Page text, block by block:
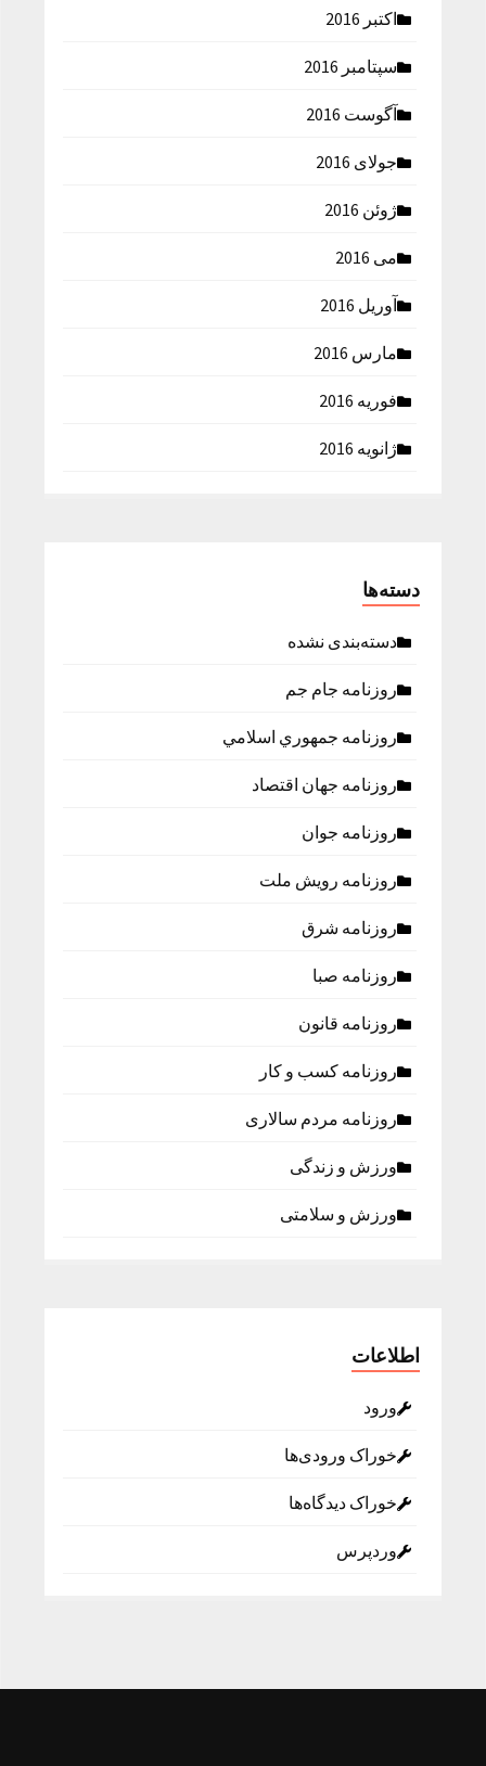
اکتبر 2016
سپتامبر 2016
آگوست 2016
جولای 2016
ژوئن 2016
می 2016
آوریل 2016
مارس 2016
فوریه 2016
ژانویه 2016
دسته‌ها
دسته‌بندی نشده
روزنامه جام جم
روزنامه جمهوري اسلامي
روزنامه جهان اقتصاد
روزنامه جوان
روزنامه رویش ملت
روزنامه شرق
روزنامه صبا
روزنامه قانون
روزنامه كسب و كار
روزنامه مردم سالاری
ورزش و زندگی
ورزش و سلامتی
اطلاعات
ورود
خوراک ورودی‌ها
خوراک دیدگاه‌ها
وردپرس